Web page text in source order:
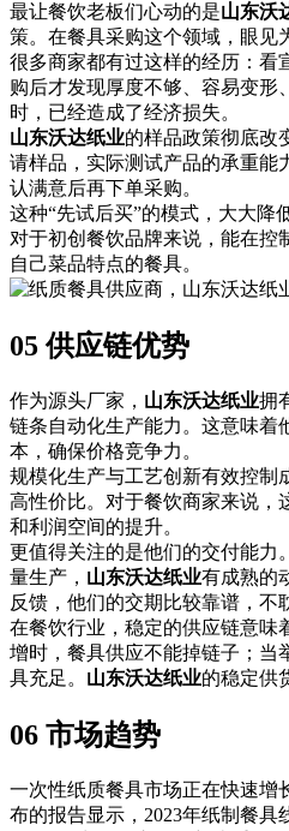
最让餐饮老板们心动的是山东沃
策。在餐具采购这个领域，眼见
很多商家都有过这样的经历：看
购后才发现厚度不够、容易变形
时，已经造成了经济损失。
山东沃达纸业的样品政策彻底改
请样品，实际测试产品的承重能
认满意后再下单采购。
这种“先试后买”的模式，大大降
对于初创餐饮品牌来说，能在控
自己菜品特点的餐具。
05 供应链优势
作为源头厂家， 山东沃达纸业拥
链条自动化生产能力。这意味着
本，确保价格竞争力。
规模化生产与工艺创新有效控制
高性价比。对于餐饮商家来说，
和利润空间的提升。
更值得关注的是他们的交付能力
量生产， 山东沃达纸业有成熟的
反馈，他们的交期比较靠谱，不
在餐饮行业，稳定的供应链意味
增时，餐具供应不能掉链子；当
具充足。 山东沃达纸业的稳定供
06 市场趋势
一次性纸质餐具市场正在快速增
布的报告显示，2023年纸制餐具